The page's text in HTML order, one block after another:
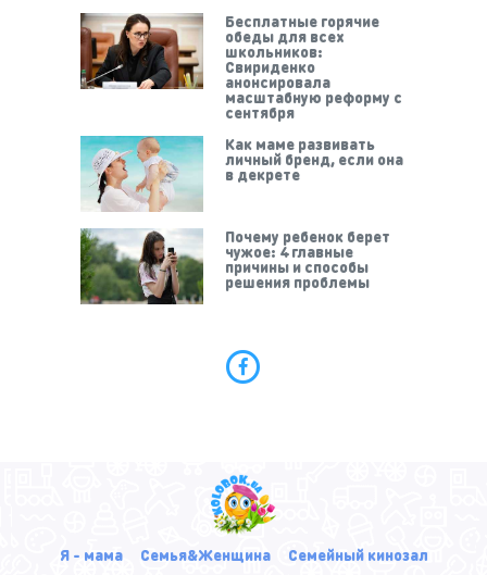
Бесплатные горячие
обеды для всех
школьников:
Свириденко
анонсировала
масштабную реформу с
сентября
Как маме развивать
личный бренд, если она
в декрете
Почему ребенок берет
чужое: 4 главные
причины и способы
решения проблемы
Я - мама Семья&Женщина
Семейный кинозал